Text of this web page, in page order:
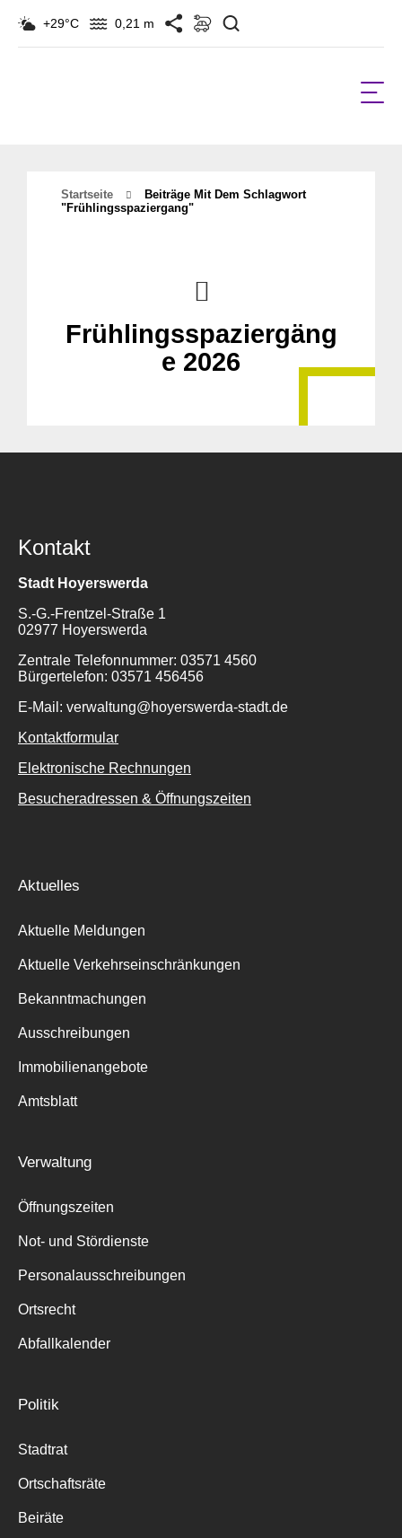
+29°C 0,21 m
Suche
Startseite
Beiträge Mit Dem Schlagwort
"frühlingsspaziergang"
Frühlingsspaziergäng
e 2026
Kontakt
Stadt Hoyerswerda
S.-G.-Frentzel-Straße 1
02977 Hoyerswerda
Zentrale Telefonnummer: 03571 4560
Bürgertelefon: 03571 456456
E-Mail: verwaltung@hoyerswerda-stadt.de
Kontaktformular
Elektronische Rechnungen
Besucheradressen & Öffnungszeiten
Aktuelles
Aktuelle Meldungen
Aktuelle Verkehrseinschränkungen
Bekanntmachungen
Ausschreibungen
Immobilienangebote
Amtsblatt
Verwaltung
Öffnungszeiten
Not- und Stördienste
Personalausschreibungen
Ortsrecht
Abfallkalender
Politik
Stadtrat
Ortschaftsräte
Beiräte